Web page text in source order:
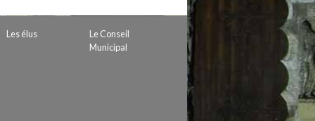
Les élus
Le Conseil
Municipal